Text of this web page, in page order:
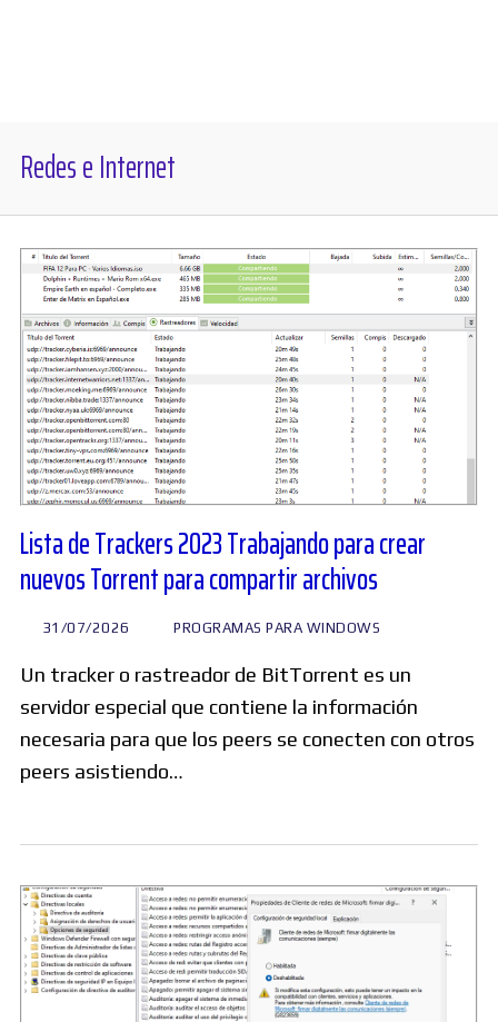
Foros
Buscar:
Redes e Internet
Lista de Trackers 2023 Trabajando para crear
nuevos Torrent para compartir archivos
31/07/2026 PROGRAMAS PARA WINDOWS
Un tracker o rastreador de BitTorrent es un
servidor especial que contiene la información
necesaria para que los peers se conecten con otros
peers asistiendo…